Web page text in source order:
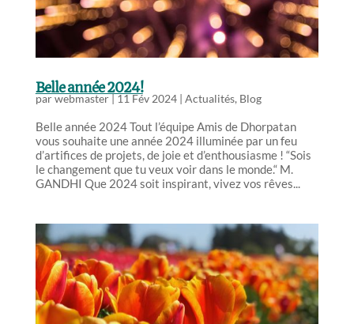
Belle année 2024!
parwebmaster|11 Fév 2024| Actualités, Blog
Belle année 2024 Tout l’équipe Amis de Dhorpatan
vous souhaite une année 2024 illuminée par un feu
d’artifices de projets, de joie et d’enthousiasme ! “Sois
le changement que tu veux voir dans le monde.“ M.
GANDHI Que 2024 soit inspirant, vivez vos rêves...